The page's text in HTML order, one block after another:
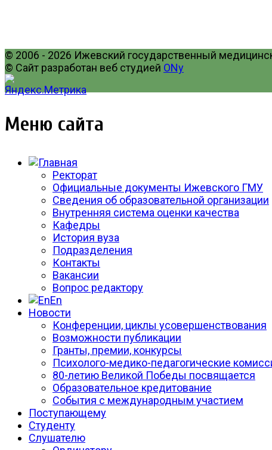
© 2006 - 2026 Ижевский государственный
© Сайт разработан веб студией ONy
Меню сайта
Ректорат
Официальные документы Ижевского ГМУ
Сведения об образовательной организации
Внутренняя система оценки качества
Кафедры
История вуза
Подразделения
Контакты
Вакансии
Вопрос редактору
En
Новости
Конференции, циклы усовершенствования
Возможности публикации
Гранты, премии, конкурсы
Психолого-медико-педагогические
80-летию Великой Победы посвящается
Образовательное кредитование
События с международным участием
Поступающему
Студенту
Слушателю